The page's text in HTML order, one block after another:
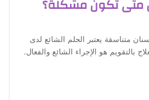
متى تكون مشكلة؟
متناسقة يعتبر الحلم الشائع لدى
بالتقويم هو الإجراء الشائع والفعال.